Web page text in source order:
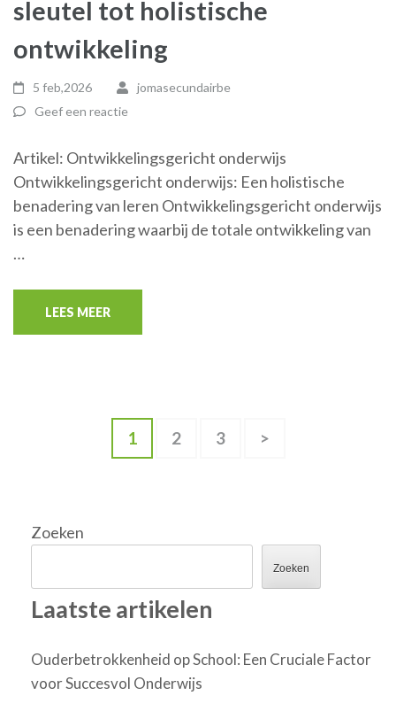
sleutel tot holistische
ontwikkeling
5 feb,2026
jomasecundairbe
Geef een reactie
Artikel: Ontwikkelingsgericht onderwijs
Ontwikkelingsgericht onderwijs: Een holistische
benadering van leren Ontwikkelingsgericht onderwijs
is een benadering waarbij de totale ontwikkeling van
…
LEES MEER
Pagina
1 Pagina
2 Pagina
3 >
Zoeken
Zoeken
Laatste artikelen
Ouderbetrokkenheid op School: Een Cruciale Factor
voor Succesvol Onderwijs